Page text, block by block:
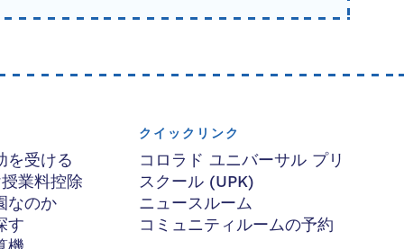
を受ける
業料控除
なのか
す
クイックリンク
コロラド ユニバーサル プリ
スクール (UPK)
ニュースルーム
コミュニティルームの予約